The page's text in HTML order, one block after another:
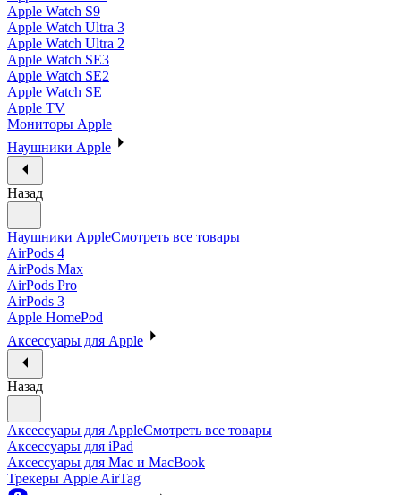
Apple Watch S9
Apple Watch Ultra 3
Apple Watch Ultra 2
Apple Watch SE3
Apple Watch SE2
Apple Watch SE
Apple TV
Мониторы Apple
Наушники Apple
Назад
Наушники AppleСмотреть все товары
AirPods 4
AirPods Max
AirPods Pro
AirPods 3
Apple HomePod
Аксессуары для Apple
Назад
Аксессуары для AppleСмотреть все товары
Аксессуары для iPad
Аксессуары для Mac и MacBook
Трекеры Apple AirTag